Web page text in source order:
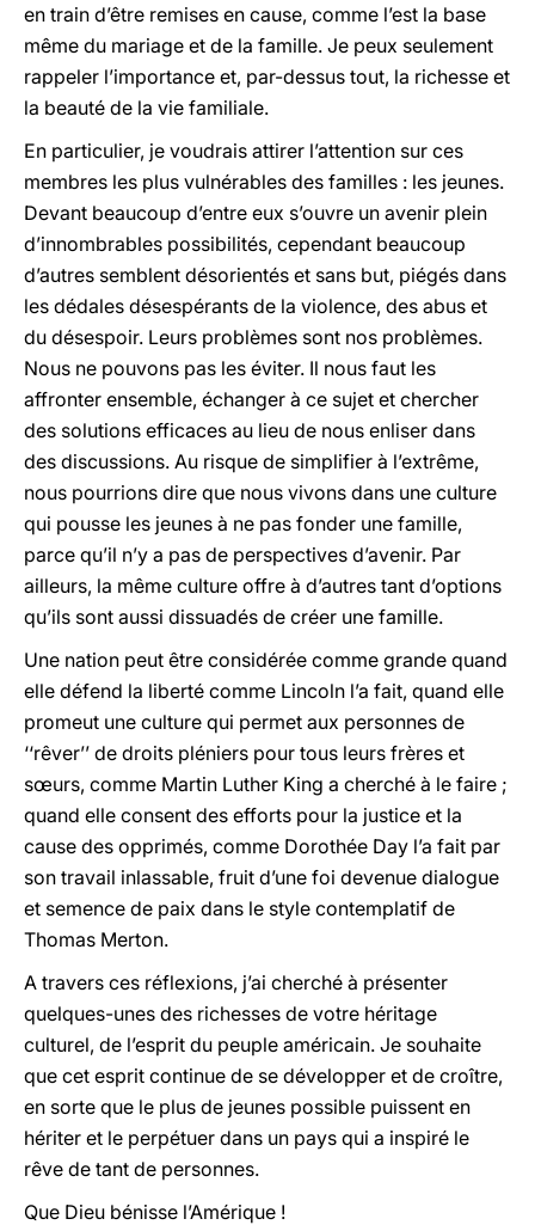
en train d’être remises en cause, comme l’est la base
même du mariage et de la famille. Je peux seulement
rappeler l’importance et, par-dessus tout, la richesse et
la beauté de la vie familiale.
En particulier, je voudrais attirer l’attention sur ces
membres les plus vulnérables des familles : les jeunes.
Devant beaucoup d’entre eux s’ouvre un avenir plein
d’innombrables possibilités, cependant beaucoup
d’autres semblent désorientés et sans but, piégés dans
les dédales désespérants de la violence, des abus et
du désespoir. Leurs problèmes sont nos problèmes.
Nous ne pouvons pas les éviter. Il nous faut les
affronter ensemble, échanger à ce sujet et chercher
des solutions efficaces au lieu de nous enliser dans
des discussions. Au risque de simplifier à l’extrême,
nous pourrions dire que nous vivons dans une culture
qui pousse les jeunes à ne pas fonder une famille,
parce qu’il n’y a pas de perspectives d’avenir. Par
ailleurs, la même culture offre à d’autres tant d’options
qu’ils sont aussi dissuadés de créer une famille.
Une nation peut être considérée comme grande quand
elle défend la liberté comme Lincoln l’a fait, quand elle
promeut une culture qui permet aux personnes de
‘‘rêver’’ de droits pléniers pour tous leurs frères et
sœurs, comme Martin Luther King a cherché à le faire ;
quand elle consent des efforts pour la justice et la
cause des opprimés, comme Dorothée Day l’a fait par
son travail inlassable, fruit d’une foi devenue dialogue
et semence de paix dans le style contemplatif de
Thomas Merton.
A travers ces réflexions, j’ai cherché à présenter
quelques-unes des richesses de votre héritage
culturel, de l’esprit du peuple américain. Je souhaite
que cet esprit continue de se développer et de croître,
en sorte que le plus de jeunes possible puissent en
hériter et le perpétuer dans un pays qui a inspiré le
rêve de tant de personnes.
Que Dieu bénisse l’Amérique !